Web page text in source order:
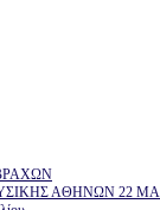
ΑΘΗΝΩΝ 22